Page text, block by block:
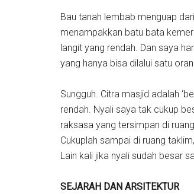
Bau tanah lembab menguap
menampakkan batu bata
langit yang rendah. Dan saya
yang hanya bisa dilalui satu
Sungguh. Citra masjid adalah
rendah. Nyali saya tak cukup
raksasa yang tersimpan di
Cukuplah sampai di ruang
Lain kali jika nyali sudah besar
SEJARAH DAN ARSITEKTUR